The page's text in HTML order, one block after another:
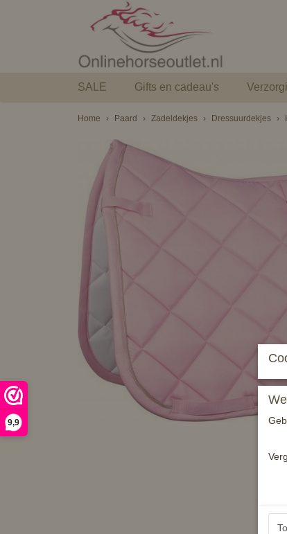
9,9
SALE Gifts en cadeau's
Home › Paard › Zadeldekjes › Dressuurdekjes ›